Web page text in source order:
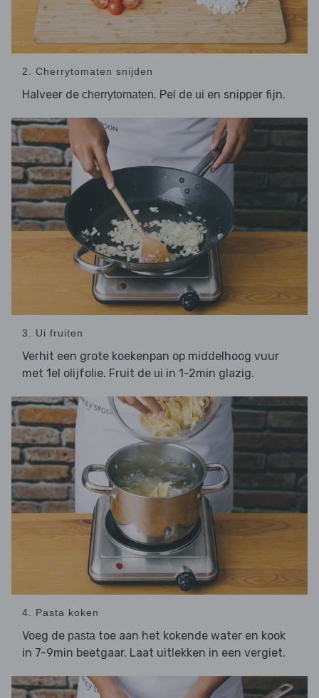
2. Cherrytomaten snijden
Halveer de cherrytomaten. Pel de ui en snipper fijn.
3. Ui fruiten
Verhit een grote koekenpan op middelhoog vuur
met 1el olijfolie. Fruit de ui in 1-2min glazig.
4. Pasta koken
Voeg de pasta toe aan het kokende water en kook
in 7-9min beetgaar. Laat uitlekken in een vergiet.